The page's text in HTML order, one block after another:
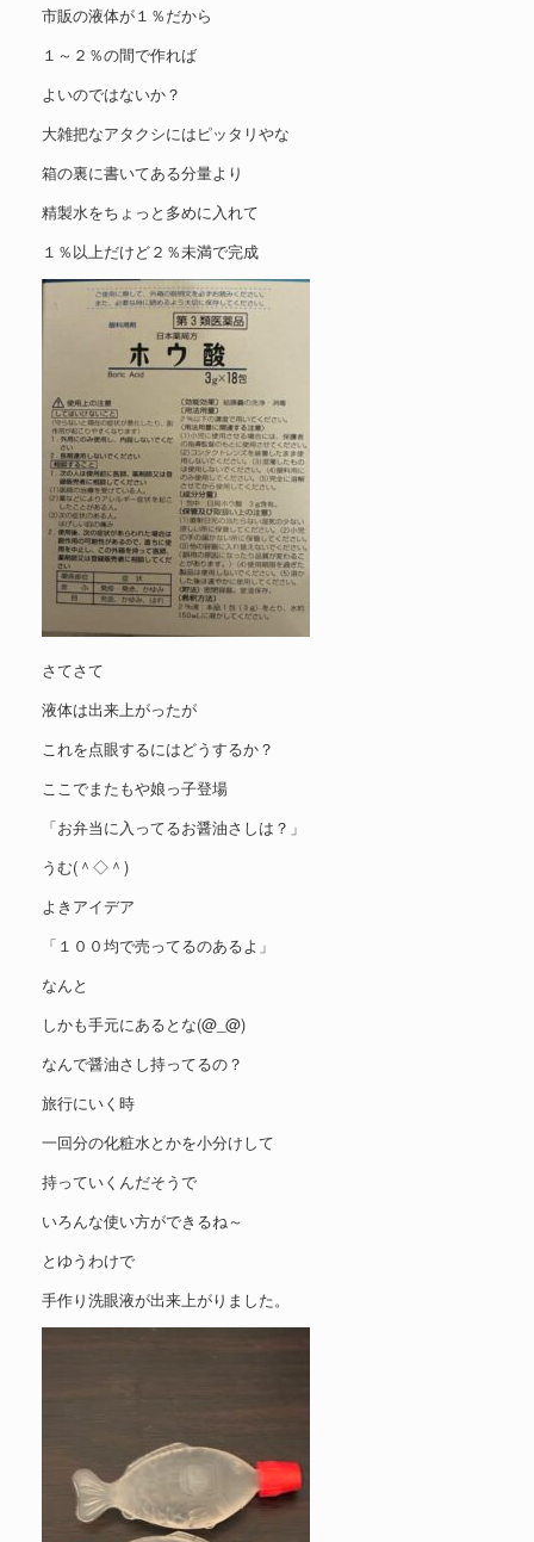
市販の液体が１％だから
１～２％の間で作れば
よいのではないか？
大雑把なアタクシにはピッタリやな
箱の裏に書いてある分量より
精製水をちょっと多めに入れて
１％以上だけど２％未満で完成
さてさて
液体は出来上がったが
これを点眼するにはどうするか？
ここでまたもや娘っ子登場
「お弁当に入ってるお醤油さしは？」
うむ(＾◇＾)
よきアイデア
「１００均で売ってるのあるよ」
なんと
しかも手元にあるとな(@_@)
なんで醤油さし持ってるの？
旅行にいく時
一回分の化粧水とかを小分けして
持っていくんだそうで
いろんな使い方ができるね～
とゆうわけで
手作り洗眼液が出来上がりました。